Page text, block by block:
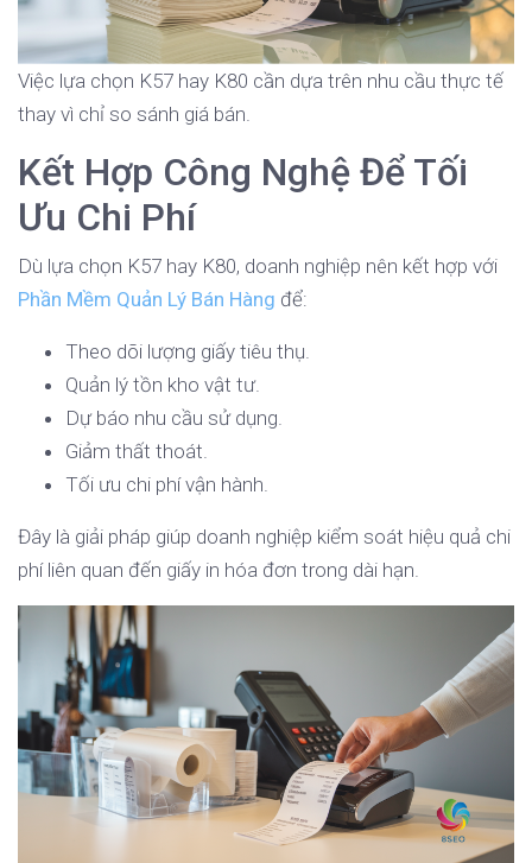
Việc lựa chọn K57 hay K80 cần dựa trên nhu cầu thực tế
thay vì chỉ so sánh giá bán.
Kết Hợp Công Nghệ Để Tối
Ưu Chi Phí
Dù lựa chọn K57 hay K80, doanh nghiệp nên kết hợp với
Phần Mềm Quản Lý Bán Hàng để:
Theo dõi lượng giấy tiêu thụ.
Quản lý tồn kho vật tư.
Dự báo nhu cầu sử dụng.
Giảm thất thoát.
Tối ưu chi phí vận hành.
Đây là giải pháp giúp doanh nghiệp kiểm soát hiệu quả chi
phí liên quan đến giấy in hóa đơn trong dài hạn.